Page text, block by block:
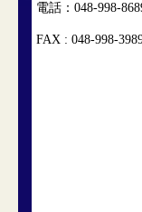
電話：048-998-
FAX : 048-998-